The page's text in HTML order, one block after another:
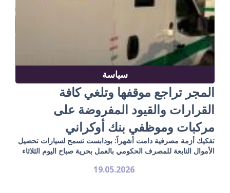
سياسة
المجر تراجع موقفها وتلغي كافة
القرارات والقيود المفروضة على
مركبات وموظفي بنك أوكراني
تفكيك أزمة مصرفية دامت أشهراً: بودابست تسمح لسيارات تحصيل
الأموال التابعة للمصرف الحكومي بالعمل بحرية صباح اليوم الثلاثاء
19.05.2026